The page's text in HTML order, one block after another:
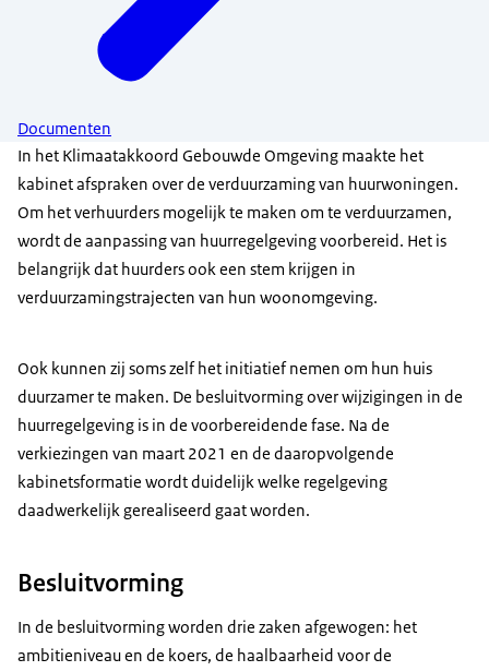
Documenten
In het Klimaatakkoord Gebouwde Omgeving maakte het
kabinet afspraken over de verduurzaming van huurwoningen.
Om het verhuurders mogelijk te maken om te verduurzamen,
wordt de aanpassing van huurregelgeving voorbereid. Het is
belangrijk dat huurders ook een stem krijgen in
verduurzamingstrajecten van hun woonomgeving.
Ook kunnen zij soms zelf het initiatief nemen om hun huis
duurzamer te maken. De besluitvorming over wijzigingen in de
huurregelgeving is in de voorbereidende fase. Na de
verkiezingen van maart 2021 en de daaropvolgende
kabinetsformatie wordt duidelijk welke regelgeving
daadwerkelijk gerealiseerd gaat worden.
Besluitvorming
In de besluitvorming worden drie zaken afgewogen: het
ambitieniveau en de koers, de haalbaarheid voor de